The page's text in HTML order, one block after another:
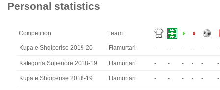
Personal statistics
Competition Team
Kupa e Shqiperise 2019-20 Flamurtari - - - - - -
Kategoria Superiore 2018-19 Flamurtari - - - - - -
Kupa e Shqiperise 2018-19 Flamurtari - - - - - -